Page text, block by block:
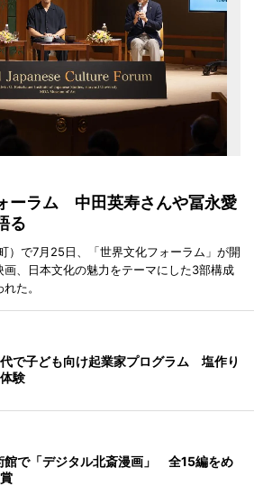
ーラム 中田英寿さんや冨永愛
る
）で7月25日、「世界文化フォーラム」が開
、日本文化の魅力をテーマにした3部構成
た。
で子ども向け起業家プログラム 塩作り
験
館で「デジタル北斎漫画」 全15編をめ